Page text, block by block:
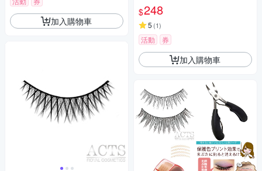
加入購物車
$248
5 (1)
活動 券
加入購物車